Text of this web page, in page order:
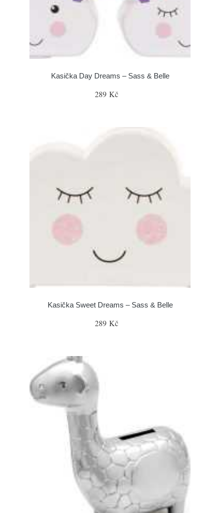
Kasička Day Dreams – Sass & Belle
289 Kč
Kasička Sweet Dreams – Sass & Belle
289 Kč